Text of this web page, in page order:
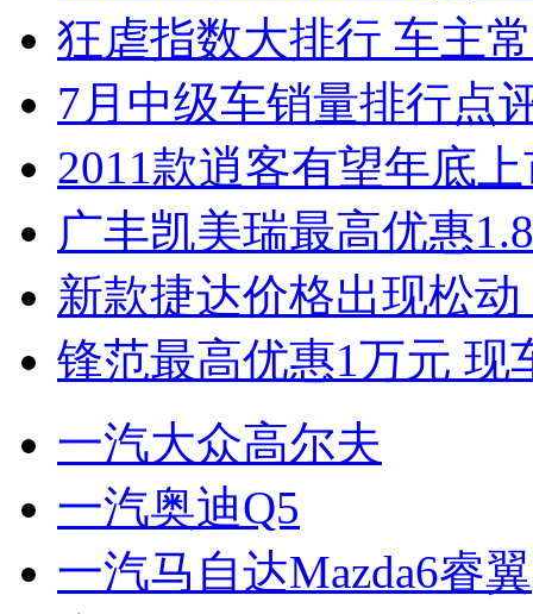
狂虐指数大排行 车主
7月中级车销量排行点
2011款逍客有望年底
广丰凯美瑞最高优惠
新款捷达价格出现松
锋范最高优惠1万元 现
一汽大众高尔夫
一汽奥迪Q5
一汽马自达Mazda6睿翼